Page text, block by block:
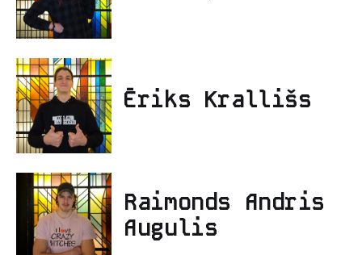
Ēriks Krallišs
Raimonds Andris
Augulis